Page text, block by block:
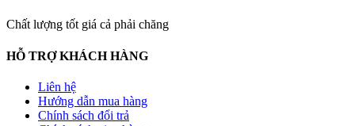
Chất lượng tốt giá cả phải chăng
HỖ TRỢ KHÁCH HÀNG
Liên hệ
Hướng dẫn mua hàng
Chính sách đổi trả